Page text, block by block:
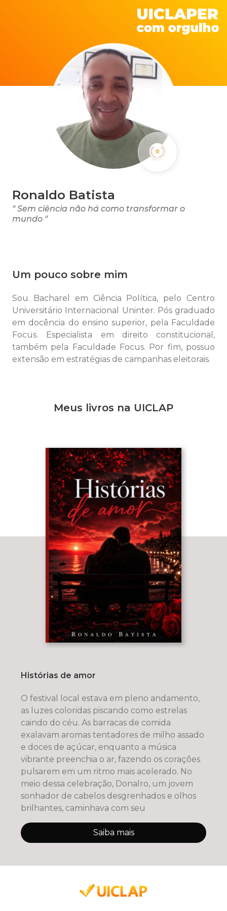
Ronaldo Batista
" Sem ciência não há como transformar o
mundo "
Um pouco sobre mim
Sou Bacharel em Ciência Política, pelo Centro
Universitário Internacional Uninter. Pós graduado
em docência do ensino superior, pela Faculdade
Focus. Especialista em direito constitucional,
também pela Faculdade Focus. Por fim, possuo
extensão em estratégias de campanhas eleitorais.
Meus livros na UICLAP
Histórias de amor
O festival local estava em pleno andamento,
as luzes coloridas piscando como estrelas
caindo do céu. As barracas de comida
exalavam aromas tentadores de milho assado
e doces de açúcar, enquanto a música
vibrante preenchia o ar, fazendo os corações
pulsarem em um ritmo mais acelerado. No
meio dessa celebração, Donalro, um jovem
sonhador de cabelos desgrenhados e olhos
brilhantes, caminhava com seu
Saiba mais